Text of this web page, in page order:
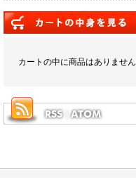
カートの中に商品はありません